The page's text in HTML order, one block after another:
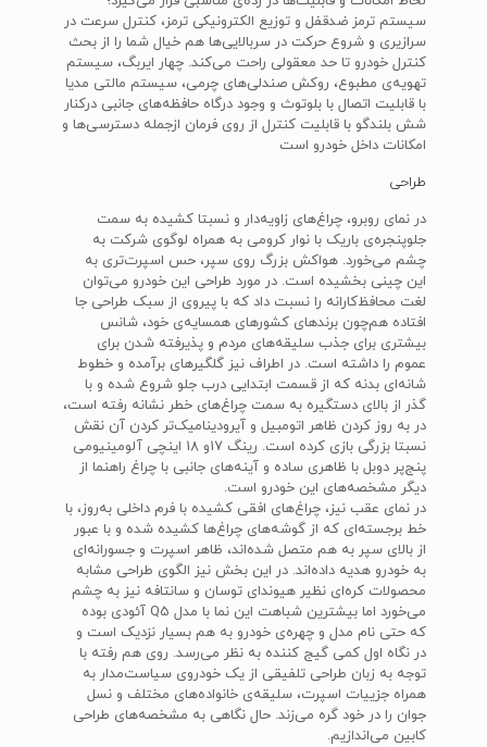
سیستم ترمز ضد‌قفل و توزیع الکترونیکی ترمز، کنترل سرعت در
سرازیری و شروع حرکت در سربالایی‌ها هم خیال شما را از بحث
کنترل خودرو تا حد معقولی راحت می‌کند. چهار ایربگ، سیستم
تهویه‌ی مطبوع، روکش صندلی‌های چرمی، سیستم مالتی مدیا
با قابلیت اتصال با بلوتوث و وجود درگاه حافظه‌های جانبی درکنار
شش بلندگو با قابلیت کنترل از روی فرمان از‌جمله دسترسی‌ها و
امکانات داخل خودرو است
طراحی
در نمای روبرو، چراغ‌های زاویه‌دار و نسبتا کشیده به سمت
جلوپنجره‌ی باریک با نوار کرومی به همراه لوگوی شرکت به
چشم می‌خورد. هواکش بزرگ روی سپر، حس اسپرت‌تری به
این چینی بخشیده است. در مورد طراحی این خودرو می‌توان
لغت محافظ‌کارانه‌ را نسبت داد که با پیروی از سبک طراحی جا
افتاده هم‌چون برندهای کشورهای همسایه‌ی خود،‌ شانس
بیشتری برای جذب سلیقه‌های مردم و پذیرفته شدن برای
عموم را داشته است. در اطراف نیز گلگیرهای برآمده و خطوط
شانه‌ای بدنه که از قسمت ابتدایی درب جلو شروع شده و با
گذر از بالای دستگیره‌ به سمت چراغ‌های خطر نشانه رفته است،
در به روز کردن ظاهر اتومبیل و آیرودینامیک‌تر کردن آن نقش
نسبتا بزرگی بازی کرده است. رینگ‌ 17و 18 اینچی آلومینیومی
پنج‌پر دوبل با ظاهری ساده و آینه‌های جانبی با چراغ‌ راهنما از
دیگر مشخصه‌های این خودرو است.
در نمای عقب نیز، چراغ‌های افقی کشیده با فرم داخلی به‌روز، با
خط برجسته‌ای که از گوشه‌های چراغ‌ها کشیده شده و با عبور
از بالای سپر به هم متصل شده‌اند، ظاهر اسپرت و جسورانه‌ای
به خودرو هدیه‌ داده‌اند. در این بخش نیز الگوی طراحی مشابه
محصولات کره‌ای نظیر هیوندای توسان و سانتافه نیز به چشم
می‌خورد اما بیشترین شباهت این نما با مدل Q5 آئودی بوده
که حتی نام مدل و چهره‌ی خودرو به هم بسیار نزدیک است و
در نگاه اول کمی گیج کننده به نظر می‌رسد. روی هم رفته با
توجه به زبان طراحی تلفیقی از یک خودروی سیاست‌مدار به
همراه جزییات اسپرت، سلیقه‌ی خانواده‌های مختلف و نسل
جوان را در خود گره می‌زند. حال نگاهی به مشخصه‌های طراحی
کابین می‌اندازیم.